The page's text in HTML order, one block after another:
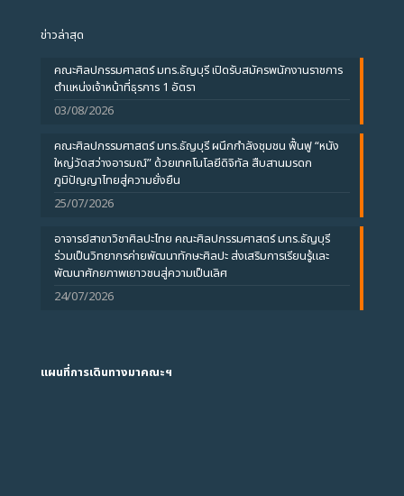
ข่าวล่าสุด
คณะศิลปกรรมศาสตร์ มทร.ธัญบุรี เปิดรับสมัครพนักงานราชการ
ตำแหน่งเจ้าหน้าที่ธุรการ 1 อัตรา
03/08/2026
คณะศิลปกรรมศาสตร์ มทร.ธัญบุรี ผนึกกำลังชุมชน ฟื้นฟู “หนัง
ใหญ่วัดสว่างอารมณ์” ด้วยเทคโนโลยีดิจิทัล สืบสานมรดก
ภูมิปัญญาไทยสู่ความยั่งยืน
25/07/2026
อาจารย์สาขาวิชาศิลปะไทย คณะศิลปกรรมศาสตร์ มทร.ธัญบุรี
ร่วมเป็นวิทยากรค่ายพัฒนาทักษะศิลปะ ส่งเสริมการเรียนรู้และ
พัฒนาศักยภาพเยาวชนสู่ความเป็นเลิศ
24/07/2026
แผนที่การเดินทางมาคณะฯ